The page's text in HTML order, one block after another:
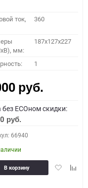
ток,
360
мм:
187x127x227
1
руб.
без ECOном скидки:
руб.
66940
Добавить
В корзину